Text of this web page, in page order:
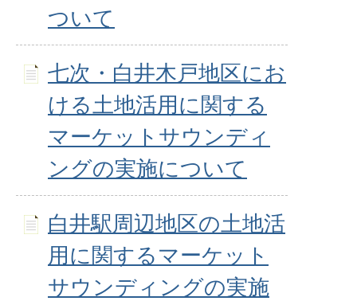
ついて
七次・白井木戸地区にお
ける土地活用に関する
マーケットサウンディ
ングの実施について
白井駅周辺地区の土地活
用に関するマーケット
サウンディングの実施